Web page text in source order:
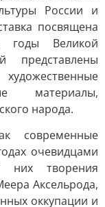
России и
посвящена
годы Великой
материалы,
народа.
современные
очевидцами
них творения
Аксельрода,
оккупации и